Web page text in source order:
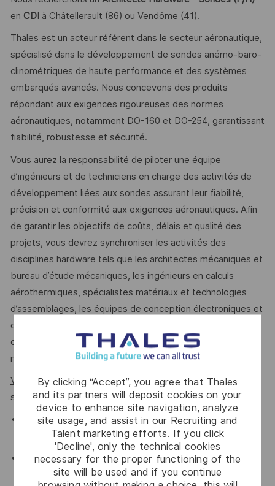
By clicking “Accept”, you agree that Thales
and its partners will deposit cookies on your
device to enhance site navigation, analyze
site usage, and assist in our Recruiting and
Talent marketing efforts. If you click
'Decline', only the technical cookies
necessary for the proper functioning of the
site will be used and if you continue
en CDIà Châtellerault (86) ou Vendôme (41).
Thales est un acteur référent dans le secteur aéronautique,
spécialisé dans le développement de sondes anémo-baro-
clinométriques de haute performance et des systèmes
embarqués avancés. Nous concevons des produits
répondant aux exigences rigoureuses des normes
aéronautiques, notamment DO-160 et DO-254, garantissant
fiabilité, robustesse et sécurité.
Vous aurez la responsabilité de piloter une équipe
d’ingénieurs et de techniciens en charge des activités de
développement liées aux sondes assurant leur fiabilité,
précision et conformité aux exigences aéronautiques. Afin
de garantir les objectifs de coûts, délais et qualité des
projets, vous devrez synchroniser les activités des
disciplines hardware tels que les architectes mécaniques et
bureau d’étude mécaniques, les ingénieurs en calculs
aérothermiques, spécialistes matériaux et technologies
d’assemblages, les équipes de conception électroniques et
circuits intégrés ainsi que software bas niveau. Vous
collaborerez également avec les équipes industrielles et
moyens de tests.
Vos principales missions s’articuleront autour des axes
suivants:
Structurer et piloter le développement, la validation et la
qualification des sondes anemo-baro-clinométriques
Garantir la bonne exécution technique et financière des
projets sur lesquels vous interviendrez